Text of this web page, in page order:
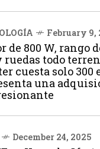
February 9,
de 800 W, rango
ruedas todo
cuesta solo 300
una
December 24, 2025